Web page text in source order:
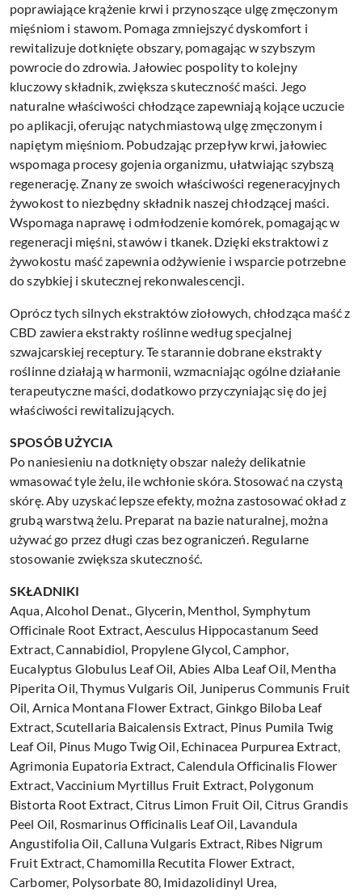
poprawiające krążenie krwi i przynoszące ulgę zmęczonym
mięśniom i stawom. Pomaga zmniejszyć dyskomfort i
rewitalizuje dotknięte obszary, pomagając w szybszym
powrocie do zdrowia. Jałowiec pospolity to kolejny
kluczowy składnik, zwiększa skuteczność maści. Jego
naturalne właściwości chłodzące zapewniają kojące uczucie
po aplikacji, oferując natychmiastową ulgę zmęczonym i
napiętym mięśniom. Pobudzając przepływ krwi, jałowiec
wspomaga procesy gojenia organizmu, ułatwiając szybszą
regenerację. Znany ze swoich właściwości regeneracyjnych
żywokost to niezbędny składnik naszej chłodzącej maści.
Wspomaga naprawę i odmłodzenie komórek, pomagając w
regeneracji mięśni, stawów i tkanek. Dzięki ekstraktowi z
żywokostu maść zapewnia odżywienie i wsparcie potrzebne
do szybkiej i skutecznej rekonwalescencji.
Oprócz tych silnych ekstraktów ziołowych, chłodząca maść z
CBD zawiera ekstrakty roślinne według specjalnej
szwajcarskiej receptury. Te starannie dobrane ekstrakty
roślinne działają w harmonii, wzmacniając ogólne działanie
terapeutyczne maści, dodatkowo przyczyniając się do jej
właściwości rewitalizujących.
SPOSÓB UŻYCIA
Po naniesieniu na dotknięty obszar należy delikatnie
wmasować tyle żelu, ile wchłonie skóra. Stosować na czystą
skórę. Aby uzyskać lepsze efekty, można zastosować okład z
grubą warstwą żelu. Preparat na bazie naturalnej, można
używać go przez długi czas bez ograniczeń. Regularne
stosowanie zwiększa skuteczność.
SKŁADNIKI
Aqua, Alcohol Denat., Glycerin, Menthol, Symphytum
Officinale Root Extract, Aesculus Hippocastanum Seed
Extract, Cannabidiol, Propylene Glycol, Camphor,
Eucalyptus Globulus Leaf Oil, Abies Alba Leaf Oil, Mentha
Piperita Oil, Thymus Vulgaris Oil, Juniperus Communis Fruit
Oil, Arnica Montana Flower Extract, Ginkgo Biloba Leaf
Extract, Scutellaria Baicalensis Extract, Pinus Pumila Twig
Leaf Oil, Pinus Mugo Twig Oil, Echinacea Purpurea Extract,
Agrimonia Eupatoria Extract, Calendula Officinalis Flower
Extract, Vaccinium Myrtillus Fruit Extract, Polygonum
Bistorta Root Extract, Citrus Limon Fruit Oil, Citrus Grandis
Peel Oil, Rosmarinus Officinalis Leaf Oil, Lavandula
Angustifolia Oil, Calluna Vulgaris Extract, Ribes Nigrum
Fruit Extract, Chamomilla Recutita Flower Extract,
Carbomer, Polysorbate 80, Imidazolidinyl Urea,